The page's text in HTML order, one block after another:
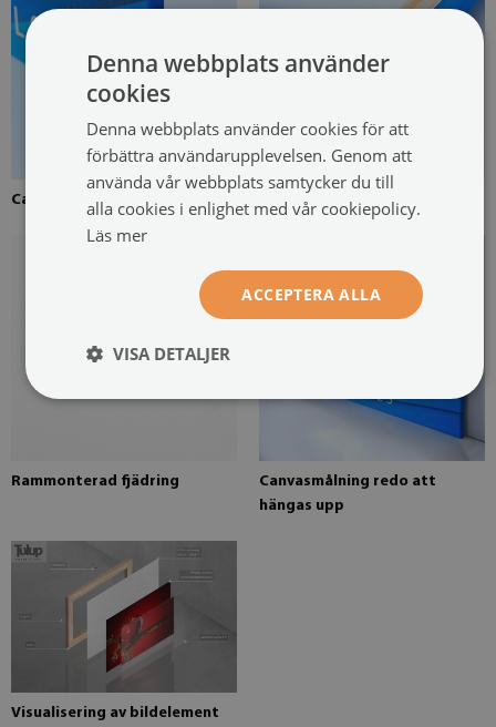
Canvas uppspänd över en ram Fururam för canvasmålning
Rammonterad fjädring
Canvasmålning redo att
hängas upp
Visualisering av bildelement
Denna webbplats använder
cookies
Denna webbplats använder cookies för att
förbättra användarupplevelsen. Genom att
använda vår webbplats samtycker du till
alla cookies i enlighet med vår cookiepolicy.
Läs mer
ACCEPTERA ALLA
VISA DETALJER